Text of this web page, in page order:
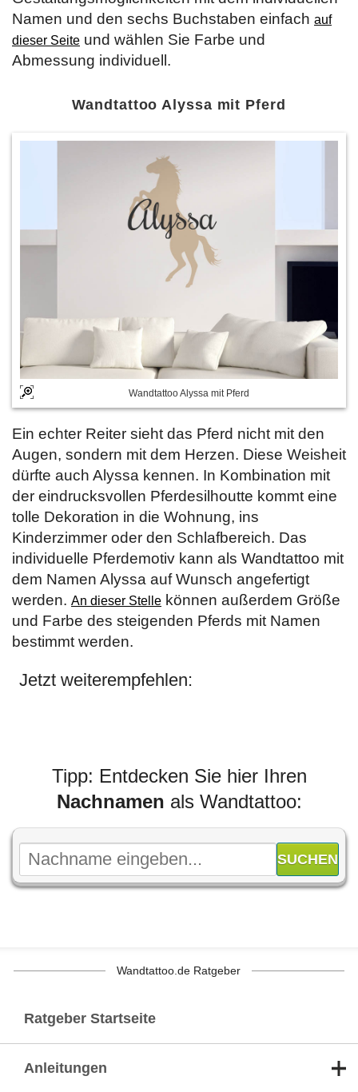
Namen und den sechs Buchstaben einfach auf
dieser Seite und wählen Sie Farbe und
Abmessung individuell.
Wandtattoo Alyssa mit Pferd
Wandtattoo Alyssa mit Pferd
Ein echter Reiter sieht das Pferd nicht mit den
Augen, sondern mit dem Herzen. Diese Weisheit
dürfte auch Alyssa kennen. In Kombination mit
der eindrucksvollen Pferdesilhoutte kommt eine
tolle Dekoration in die Wohnung, ins
Kinderzimmer oder den Schlafbereich. Das
individuelle Pferdemotiv kann als Wandtattoo mit
dem Namen Alyssa auf Wunsch angefertigt
werden. An dieser Stelle können außerdem Größe
und Farbe des steigenden Pferds mit Namen
bestimmt werden.
Jetzt weiterempfehlen:
Tipp: Entdecken Sie hier Ihren
Nachnamen als Wandtattoo:
Wandtattoo.de Ratgeber
Ratgeber Startseite
Anleitungen